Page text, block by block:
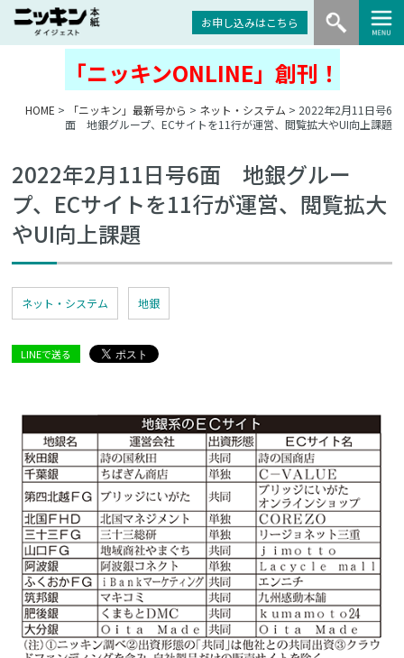
お申し込みはこちら
「ニッキンONLINE」創刊！
HOME > 「ニッキン」最新号から > ネット・システム > 2022年2月11日号6
面 地銀グループ、ECサイトを11行が運営、閲覧拡大やUI向上課題
2022年2月11日号6面 地銀グルー
プ、ECサイトを11行が運営、閲覧拡大
やUI向上課題
ネット・システム 地銀
LINEで送る